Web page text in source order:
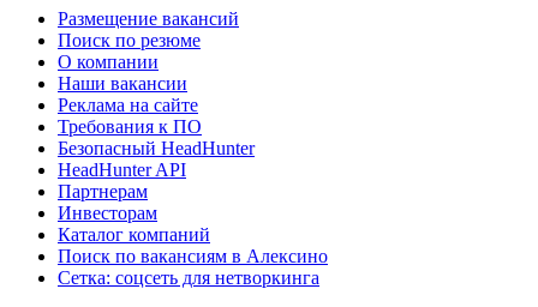
Размещение вакансий
Поиск по резюме
О компании
Наши вакансии
Реклама на сайте
Требования к ПО
Безопасный HeadHunter
HeadHunter API
Партнерам
Инвесторам
Каталог компаний
Поиск по вакансиям в Алексино
Сетка: соцсеть для нетворкинга